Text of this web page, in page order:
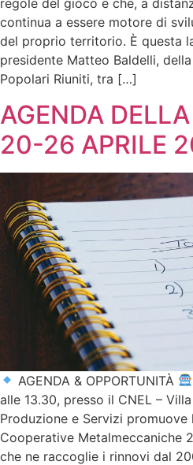
regole del gioco e che, a
continua a essere motore di
del proprio territorio. È questa
presidente Matteo Baldelli,
Popolari Riuniti, tra […]
AGENDA
20-26 APRILE
AGENDA & OPPORTUNITÀ
alle 13.30, presso il CNEL –
Produzione e Servizi
Cooperative Metalmeccaniche
che ne raccoglie i rinnovi dal